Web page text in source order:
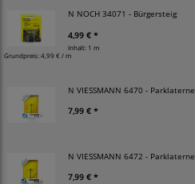
N NOCH 34071 - Bürgersteig
4,99 € *
Inhalt: 1 m
Grundpreis:4,99 € / m
N VIESSMANN 6470 - Parklaterne
7,99 € *
N VIESSMANN 6472 - Parklaterne
7,99 € *